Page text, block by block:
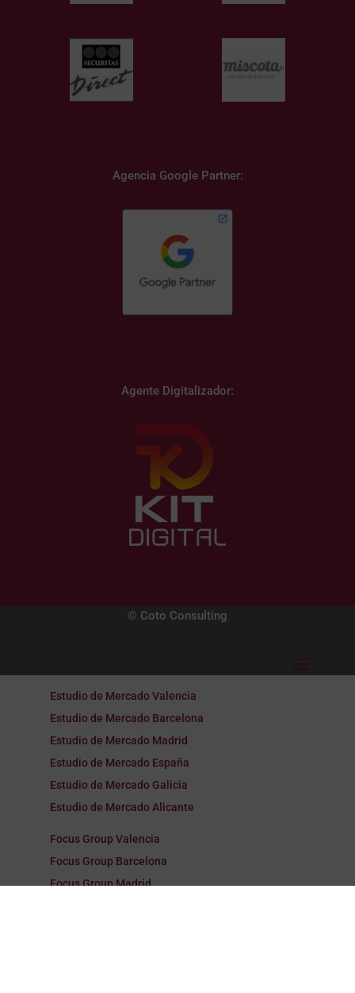
Agencia Google Partner:
Agente Digitalizador:
© Coto Consulting
Estudio de Mercado Valencia
Estudio de Mercado Barcelona
Estudio de Mercado Madrid
Estudio de Mercado España
Estudio de Mercado Galicia
Estudio de Mercado Alicante
Focus Group Valencia
Focus Group Barcelona
Focus Group Madrid